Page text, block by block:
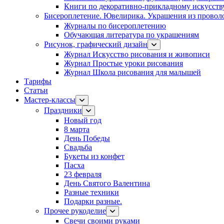
Книги по декоративно-прикладному
Бисероплетение. Ювелирика. Украшения из
Журналы по бисероплетению
Обучающая литература по украшениям
Рисунок, графический дизайн
Журнал Искусство рисования и живописи
Журнал Простые уроки рисования
Журнал Школа рисования для малышей
Тарифы
Статьи
Мастер-классы
Праздники
Новый год
8 марта
День Победы
Свадьба
Букеты из конфет
Пасха
23 февраля
День Святого Валентина
Разные техники
Подарки разные.
Прочее рукоделие
Свечи своими руками